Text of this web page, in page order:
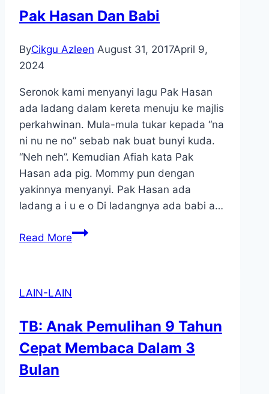
Pak Hasan Dan Babi
ByCikgu Azleen August 31, 2017April 9,
2024
Seronok kami menyanyi lagu Pak Hasan
ada ladang dalam kereta menuju ke majlis
perkahwinan. Mula-mula tukar kepada “na
ni nu ne no” sebab nak buat bunyi kuda.
“Neh neh”. Kemudian Afiah kata Pak
Hasan ada pig. Mommy pun dengan
yakinnya menyanyi. Pak Hasan ada
ladang a i u e o Di ladangnya ada babi a…
Read MorePak
LAIN-LAIN
TB: Anak Pemulihan 9 Tahun
Cepat Membaca Dalam 3
Bulan